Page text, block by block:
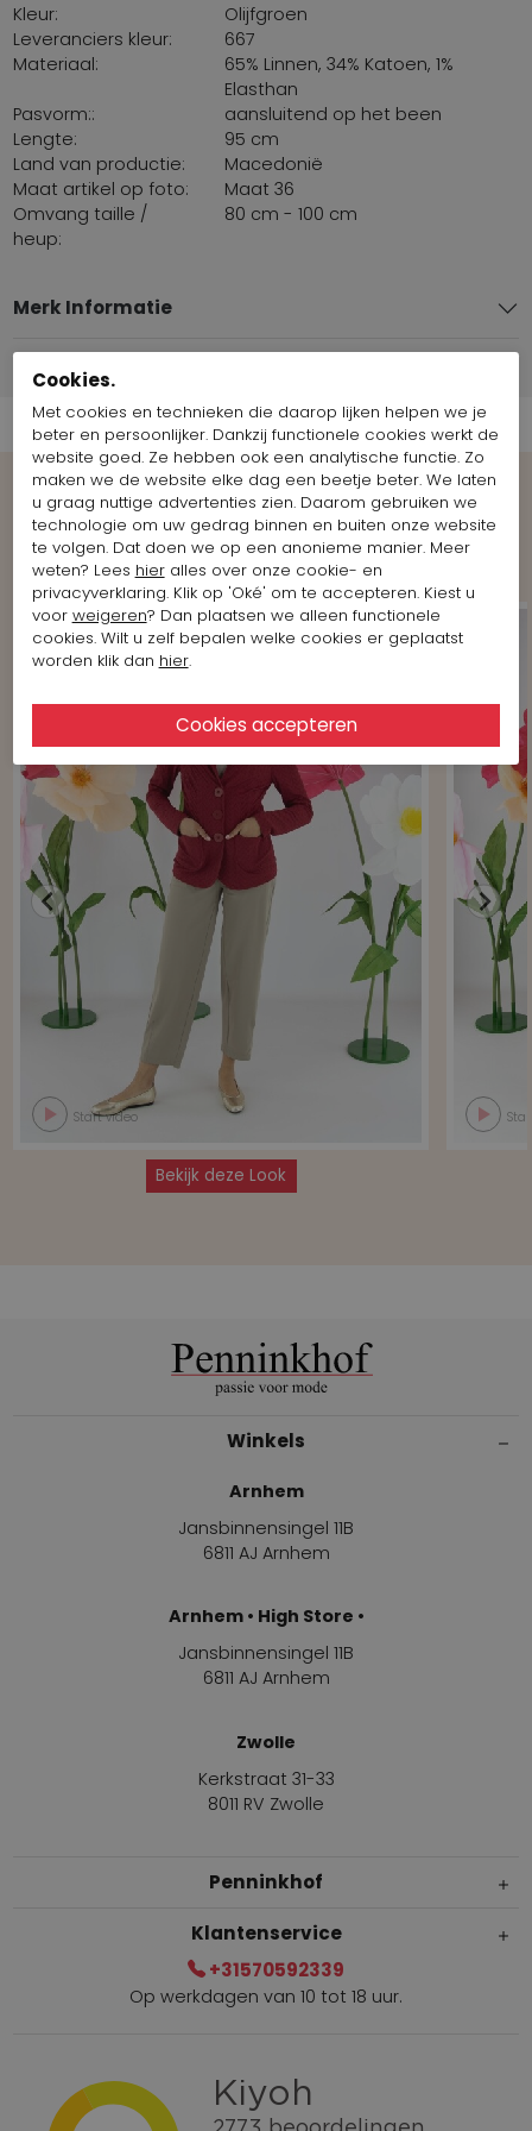
Kleur:
Olijfgroen
Leveranciers kleur:
667
Materiaal:
65% Linnen, 34% Katoen, 1%
Elasthan
Pasvorm::
aansluitend op het been
Lengte:
95 cm
Land van productie:
Macedonië
Maat artikel op foto:
Maat 36
Omvang taille /
heup:
80 cm - 100 cm
Merk Informatie
Verzend informatie
Bekijk meer Looks van het merk
Cambio
Start video
Bekijk deze Look
Winkels
Arnhem
Jansbinnensingel 11B
6811 AJ Arnhem
Arnhem • High Store •
Jansbinnensingel 11B
6811 AJ Arnhem
Zwolle
Kerkstraat 31-33
8011 RV Zwolle
Penninkhof
Gratis verzending vanaf € 100,=
Klantenservice
+31570592339
Op werkdagen van 10 tot 18 uur.
Cookies.
Met cookies en technieken die daarop lijken helpen we je
beter en persoonlijker. Dankzij functionele cookies werkt de
website goed. Ze hebben ook een analytische functie. Zo
maken we de website elke dag een beetje beter. We laten
u graag nuttige advertenties zien. Daarom gebruiken we
technologie om uw gedrag binnen en buiten onze website
te volgen. Dat doen we op een anonieme manier. Meer
weten? Lees hieralles over onze cookie- en
privacyverklaring. Klik op 'Oké' om te accepteren. Kiest u
voor weigeren? Dan plaatsen we alleen functionele
cookies. Wilt u zelf bepalen welke cookies er geplaatst
worden klik dan hier.